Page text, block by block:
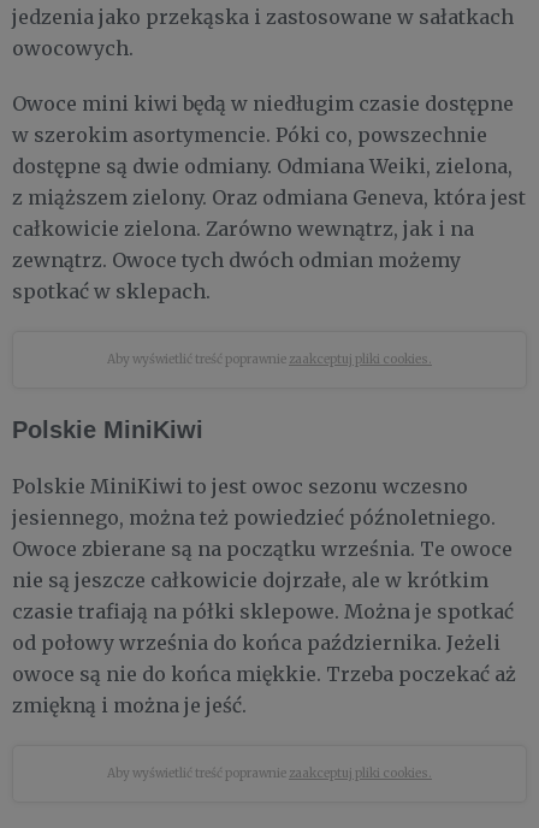
jedzenia jako przekąska i zastosowane w sałatkach
owocowych.
Owoce mini kiwi będą w niedługim czasie dostępne
w szerokim asortymencie. Póki co, powszechnie
dostępne są dwie odmiany. Odmiana Weiki, zielona,
z miąższem zielony. Oraz odmiana Geneva, która jest
całkowicie zielona. Zarówno wewnątrz, jak i na
zewnątrz. Owoce tych dwóch odmian możemy
spotkać w sklepach.
Aby wyświetlić treść poprawnie zaakceptuj pliki cookies.
Polskie MiniKiwi
Polskie MiniKiwi to jest owoc sezonu wczesno
jesiennego, można też powiedzieć późnoletniego.
Owoce zbierane są na początku września. Te owoce
nie są jeszcze całkowicie dojrzałe, ale w krótkim
czasie trafiają na półki sklepowe. Można je spotkać
od połowy września do końca października. Jeżeli
owoce są nie do końca miękkie. Trzeba poczekać aż
zmiękną i można je jeść.
Aby wyświetlić treść poprawnie zaakceptuj pliki cookies.